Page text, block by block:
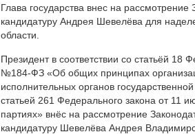
Глава государства внес на
кандидатуру Андрея Шевелёва для
области.
Президент в соответствии со статьёй 18
№184-ФЗ «Об общих принципах
исполнительных органов
статьей 261 Федерального закона от 11
партиях» внёс на рассмотрение
кандидатуру Шевелёва Андрея